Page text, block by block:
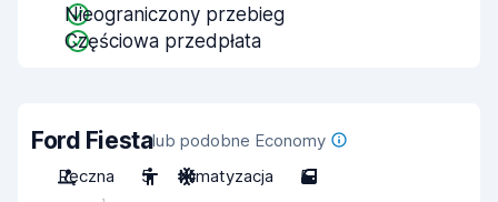
Nieograniczony przebieg
Częściowa przedpłata
Ford Fiestalub podobne Economy
Ręczna
5 Klimatyzacja 5